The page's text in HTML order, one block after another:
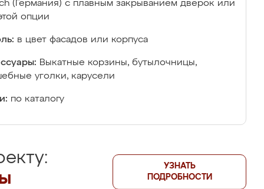
(Германия) с плавным закрыванием дверок или
опции
в цвет фасадов или корпуса
Выкатные корзины, бутылочницы,
уголки, карусели
по каталогу
УЗНАТЬ
ПОДРОБНОСТИ